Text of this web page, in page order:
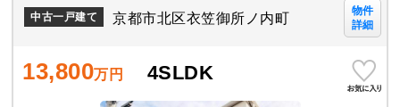
中古一戸建て 京都市北区衣笠御所ノ内町
物件
詳細
13,800万円 4SLDK